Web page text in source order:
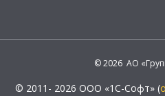
© 2026 АО
© 2011- 2026 ООО «1С-Софт» (